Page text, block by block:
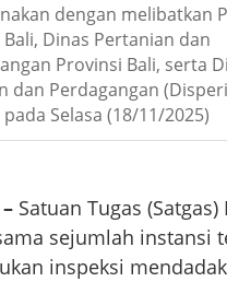
dengan melibatkan
Dinas Pertanian dan
Provinsi Bali, serta
dan Perdagangan
Selasa (18/11/2025)
Satuan Tugas (Satgas)
sejumlah instansi
inspeksi